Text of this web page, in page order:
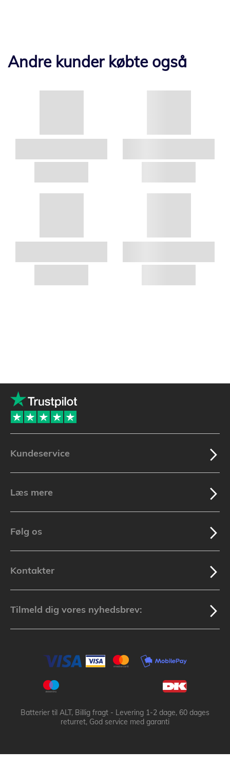
Andre kunder købte også
Kundeservice
Læs mere
Følg os
Kontakter
Tilmeld dig vores nyhedsbrev:
Batterier til ALT, Billig fragt - Levering 1-2 dage, 60 dages
returret, God service med garanti